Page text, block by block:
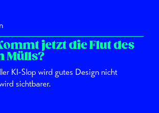
jetzt die Flut des
Mülls?
KI-Slop wird gutes Design nicht
sichtbarer.